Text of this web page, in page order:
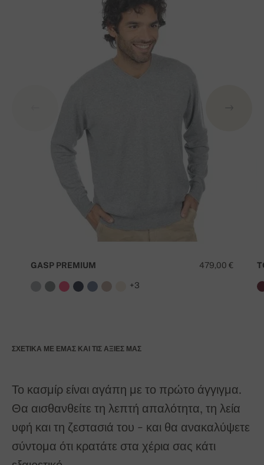
479,00 €
GASP PREMIUM
+3
ΣΧΕΤΙΚΆ ΜΕ ΕΜΆΣ ΚΑΙ ΤΙΣ ΑΞΊΕΣ ΜΑΣ
Το κασμίρ είναι αγάπη με το πρώτο άγγιγμα.
Θα αισθανθείτε τη λεπτή απαλότητα, τη λεία
υφή και τη ζεστασιά του - και θα ανακαλύψετε
σύντομα ότι κρατάτε στα χέρια σας κάτι